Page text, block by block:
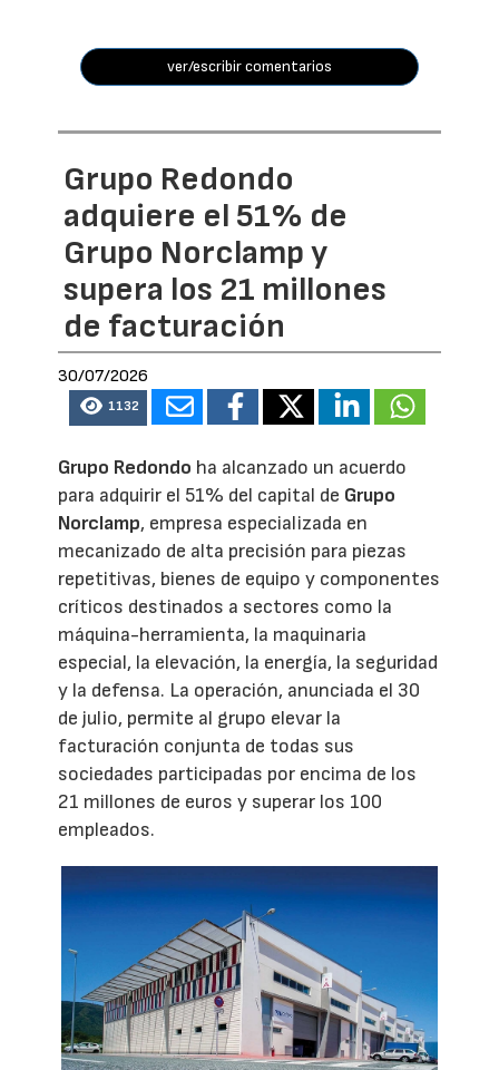
ver/escribir comentarios
Grupo Redondo
adquiere el 51% de
Grupo Norclamp y
supera los 21 millones
de facturación
30/07/2026
1132
Grupo Redondo ha alcanzado un acuerdo
para adquirir el 51% del capital de Grupo
Norclamp, empresa especializada en
mecanizado de alta precisión para piezas
repetitivas, bienes de equipo y componentes
críticos destinados a sectores como la
máquina-herramienta, la maquinaria
especial, la elevación, la energía, la seguridad
y la defensa. La operación, anunciada el 30
de julio, permite al grupo elevar la
facturación conjunta de todas sus
sociedades participadas por encima de los
21 millones de euros y superar los 100
empleados.